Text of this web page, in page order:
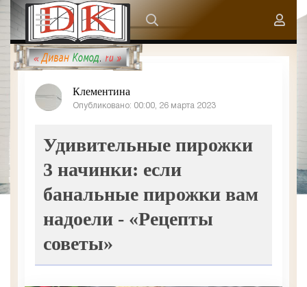
Клементина
Опубликовано: 00:00, 26 марта 2023
Удивительные пирожки
3 начинки: если
банальные пирожки вам
надоели - «Рецепты
советы»